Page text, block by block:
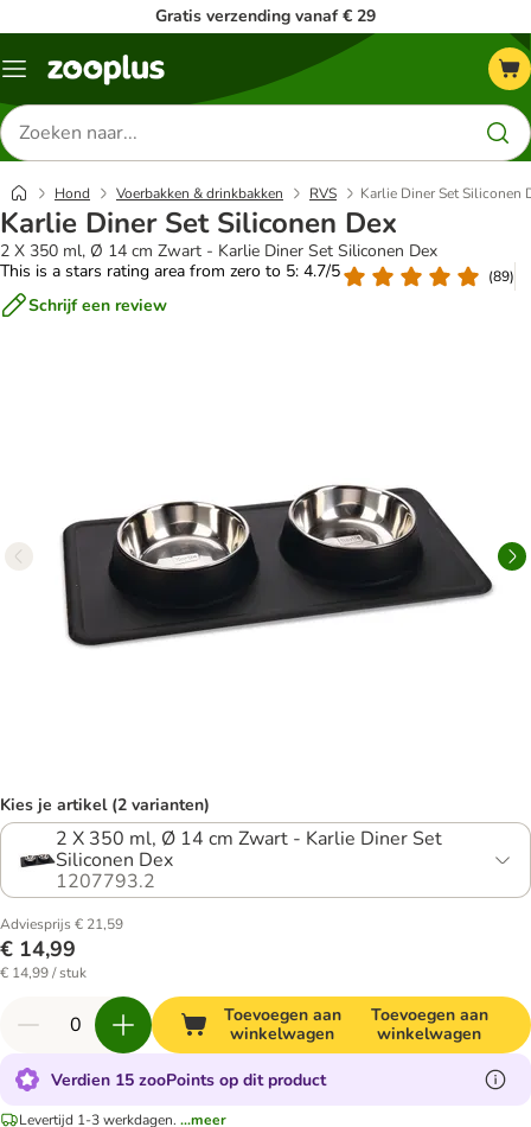
Gratis verzending vanaf € 29
Menu
Zoeken
naar
producten
Hond Voerbakken & drinkbakken RVS Karlie Diner Set Siliconen
Karlie Diner Set Siliconen Dex
2 X 350 ml, Ø 14 cm Zwart - Karlie Diner Set Siliconen Dex
This is a stars rating area from zero to 5: 4.7/5
(89)
Schrijf een review
Kies je artikel (2 varianten)
2 X 350 ml, Ø 14 cm Zwart - Karlie Diner Set
Siliconen Dex
1207793.2
Adviesprijs € 21,59
€ 14,99
€ 14,99 / stuk
Toevoegen aan
winkelwagen
Toevoegen aan
winkelwagen
Verdien 15 zooPoints op dit product
Levertijd 1-3 werkdagen. ...meer